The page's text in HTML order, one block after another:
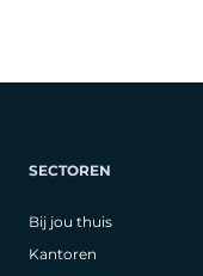
SECTOREN
Bij jou thuis
Kantoren